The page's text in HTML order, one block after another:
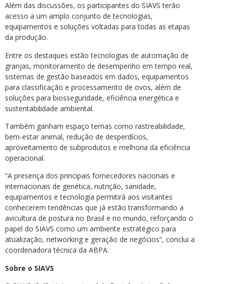
Além das discussões, os participantes do SIAVS terão
acesso a um amplo conjunto de tecnologias,
equipamentos e soluções voltadas para todas as etapas
da produção.
Entre os destaques estão tecnologias de automação de
granjas, monitoramento de desempenho em tempo real,
sistemas de gestão baseados em dados, equipamentos
para classificação e processamento de ovos, além de
soluções para biosseguridade, eficiência energética e
sustentabilidade ambiental.
Também ganham espaço temas como rastreabilidade,
bem-estar animal, redução de desperdícios,
aproveitamento de subprodutos e melhoria da eficiência
operacional.
“A presença dos principais fornecedores nacionais e
internacionais de genética, nutrição, sanidade,
equipamentos e tecnologia permitirá aos visitantes
conhecerem tendências que já estão transformando a
avicultura de postura no Brasil e no mundo, reforçando o
papel do SIAVS como um ambiente estratégico para
atualização, networking e geração de negócios”, conclui a
coordenadora técnica da ABPA.
Sobre o SIAVS